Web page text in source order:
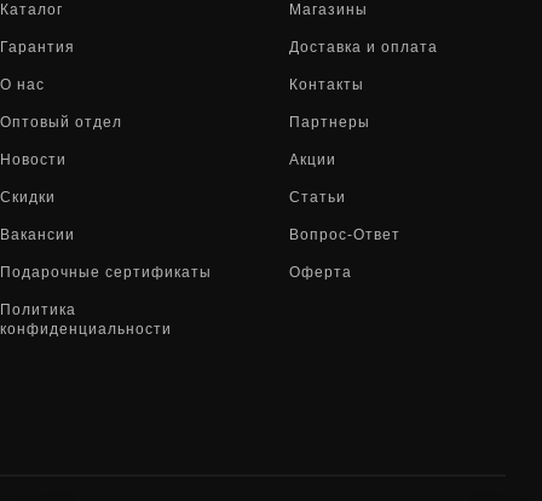
Каталог Магазины
Гарантия Доставка и оплата
О нас Контакты
Оптовый отдел Партнеры
Новости Акции
Скидки Статьи
Вакансии Вопрос-Ответ
Подарочные сертификаты Оферта
Политика
конфиденциальности